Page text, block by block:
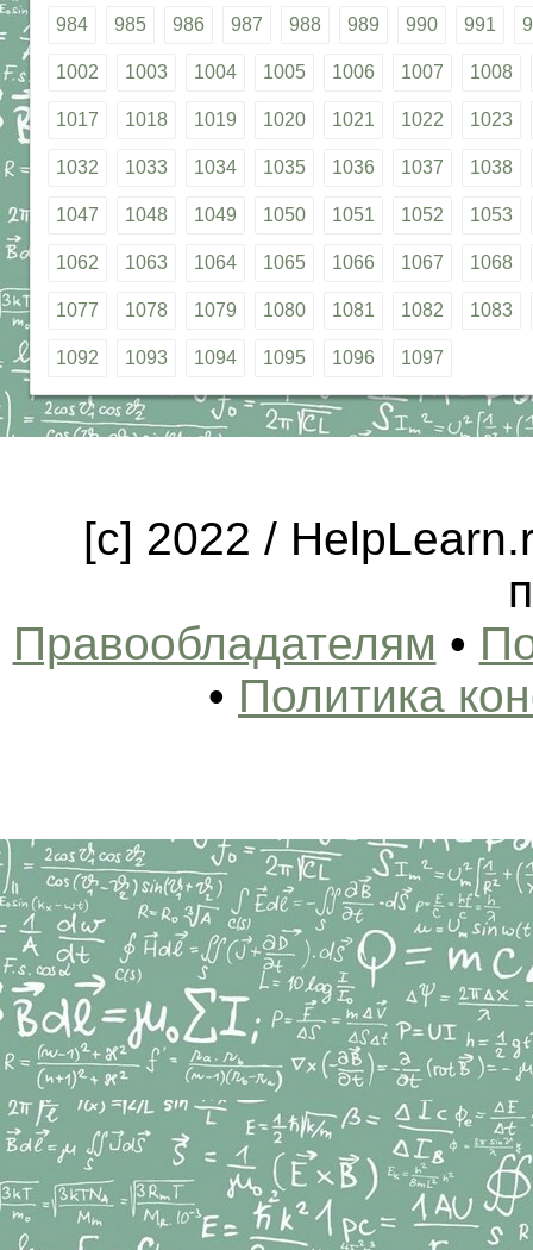
984 985 986 987 988 989 990 991
1002 1003 1004 1005 1006 1007 1008
1017 1018 1019 1020 1021 1022 1023
1032 1033 1034 1035 1036 1037 1038
1047 1048 1049 1050 1051 1052 1053
1062 1063 1064 1065 1066 1067 1068
1077 1078 1079 1080 1081 1082 1083
1092 1093 1094 1095 1096 1097
[c] 2022 /
Правообладателям •
• Политика